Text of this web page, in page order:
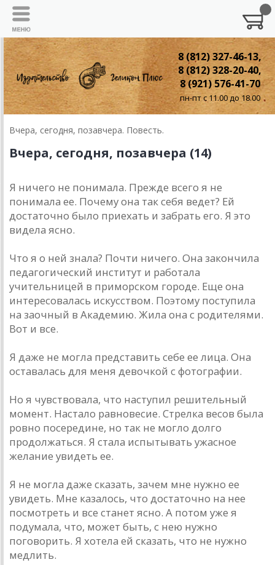
8 (812) 327-46-13,
8 (812) 328-20-40,
8 (921) 576-41-70
пн-пт с 11.00 до 18.00
Вчера, сегодня, позавчера. Повесть.
Вчера, сегодня, позавчера (14)
Я ничего не понимала. Прежде всего я не
понимала ее. Почему она так себя ведет? Ей
достаточно было приехать и забрать его. Я это
видела ясно.
Что я о ней знала? Почти ничего. Она закончила
педагогический институт и работала
учительницей в приморском городе. Еще она
интересовалась искусством. Поэтому поступила
на заочный в Академию. Жила она с родителями.
Вот и все.
Я даже не могла представить себе ее лица. Она
оставалась для меня девочкой с фотографии.
Но я чувствовала, что наступил решительный
момент. Настало равновесие. Стрелка весов была
ровно посередине, но так не могло долго
продолжаться. Я стала испытывать ужасное
желание увидеть ее.
Я не могла даже сказать, зачем мне нужно ее
увидеть. Мне казалось, что достаточно на нее
посмотреть и все станет ясно. А потом уже я
подумала, что, может быть, с нею нужно
поговорить. Я хотела ей сказать, что не нужно
медлить.